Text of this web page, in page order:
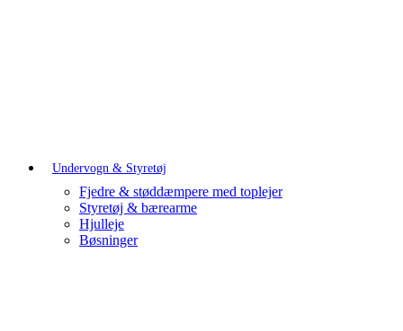
Undervogn & Styretøj
Fjedre & støddæmpere med toplejer
Styretøj & bærearme
Hjulleje
Bøsninger